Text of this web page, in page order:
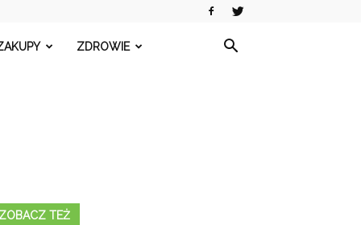
ZDROWIE
ZOBACZ TEŻ